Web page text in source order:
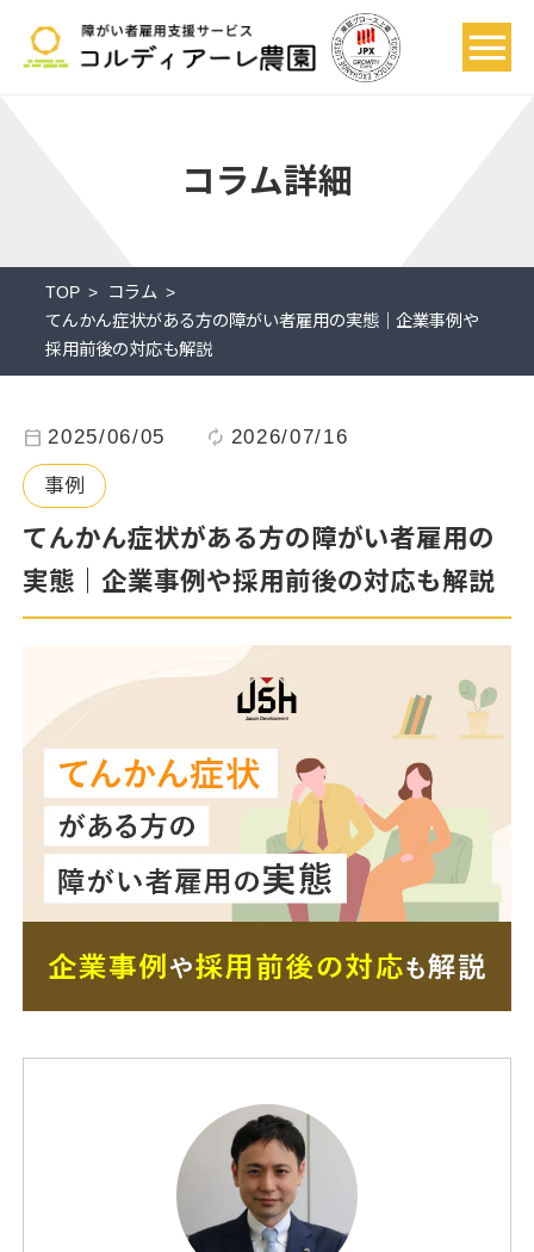
コラム詳細
TOP
コラム
てんかん症状がある方の障がい者雇用の実態｜企業事例や
採用前後の対応も解説
calendar_today 2025/06/05 autorenew 2026/07/16
事例
てんかん症状がある方の障がい者雇用の
実態｜企業事例や採用前後の対応も解説